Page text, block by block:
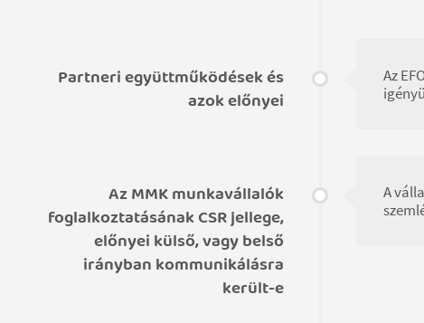
Partneri együttműködések és
azok előnyei
Az
Az MMK munkavállalók
foglalkoztatásának CSR jellege,
előnyei külső, vagy belső
irányban kommunikálásra
került-e
A